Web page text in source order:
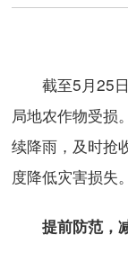
截至5月25日
局地农作物受损
续降雨，及时抢
度降低灾害损失。
提前防范，